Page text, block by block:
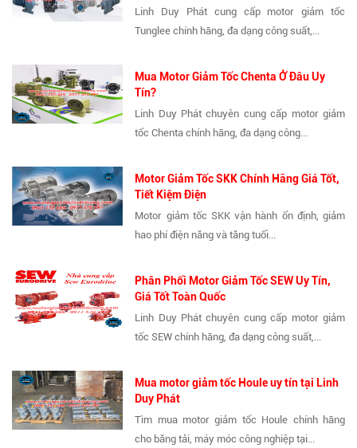
Linh Duy Phát cung cấp motor giảm tốc
Tunglee chính hãng, đa dạng công suất,...
Mua Motor Giảm Tốc Chenta Ở Đâu Uy
Tín?
Linh Duy Phát chuyên cung cấp motor giảm
tốc Chenta chính hãng, đa dạng công...
Motor Giảm Tốc SKK Chính Hãng Giá Tốt,
Tiết Kiệm Điện
Motor giảm tốc SKK vận hành ổn định, giảm
hao phí điện năng và tăng tuổi...
Phân Phối Motor Giảm Tốc SEW Uy Tín,
Giá Tốt Toàn Quốc
Linh Duy Phát chuyên cung cấp motor giảm
tốc SEW chính hãng, đa dạng công suất,...
Mua motor giảm tốc Houle uy tín tại Linh
Duy Phát
Tìm mua motor giảm tốc Houle chính hãng
cho băng tải, máy móc công nghiệp tại...